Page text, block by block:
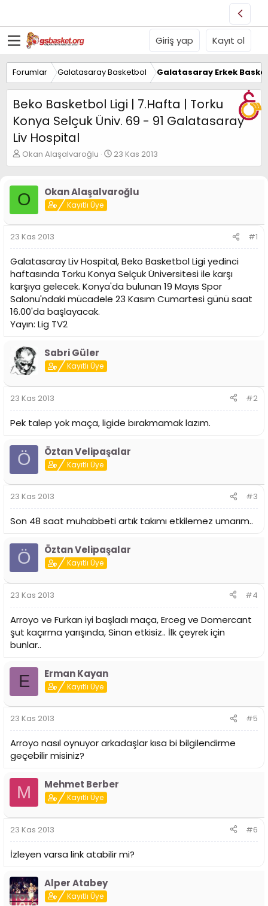
Giriş yap Kayıt ol
Forumlar Galatasaray Basketbol Galatasaray Erkek
Beko Basketbol Ligi | 7.Hafta | Torku
Konya Selçuk Üniv. 69 - 91 Galatasaray
Liv Hospital
K
o
u
y
u
B
a
ş
l
a
t
a
n
Okan Alaşalvaroğlu
B
a
a
ı
t
a
r
i
h
23 Kas 2013
O Okan Alaşalvaroğlu
Kayıtlı Üye
23 Kas 2013 #1
Galatasaray Liv Hospital, Beko Basketbol Ligi yedinci
haftasında Torku Konya Selçuk Üniversitesi ile karşı
karşıya gelecek. Konya'da bulunan 19 Mayıs Spor
Salonu'ndaki mücadele 23 Kasım Cumartesi günü saat
16.00'da başlayacak.
Yayın: Lig TV2
Sabri Güler
Kayıtlı Üye
23 Kas 2013 #2
Pek talep yok maça, ligide bırakmamak lazım.
Ö Öztan Velipaşalar
Kayıtlı Üye
23 Kas 2013 #3
Son 48 saat muhabbeti artık takımı etkilemez umarım..
Ö Öztan Velipaşalar
Kayıtlı Üye
23 Kas 2013 #4
Arroyo ve Furkan iyi başladı maça, Erceg ve Domercant
şut kaçırma yarışında, Sinan etkisiz.. İlk çeyrek için
bunlar..
E Erman Kayan
Kayıtlı Üye
23 Kas 2013 #5
Arroyo nasıl oynuyor arkadaşlar kısa bi bilgilendirme
geçebilir misiniz?
M Mehmet Berber
Kayıtlı Üye
23 Kas 2013 #6
İzleyen varsa link atabilir mi?
Alper Atabey
Kayıtlı Üye